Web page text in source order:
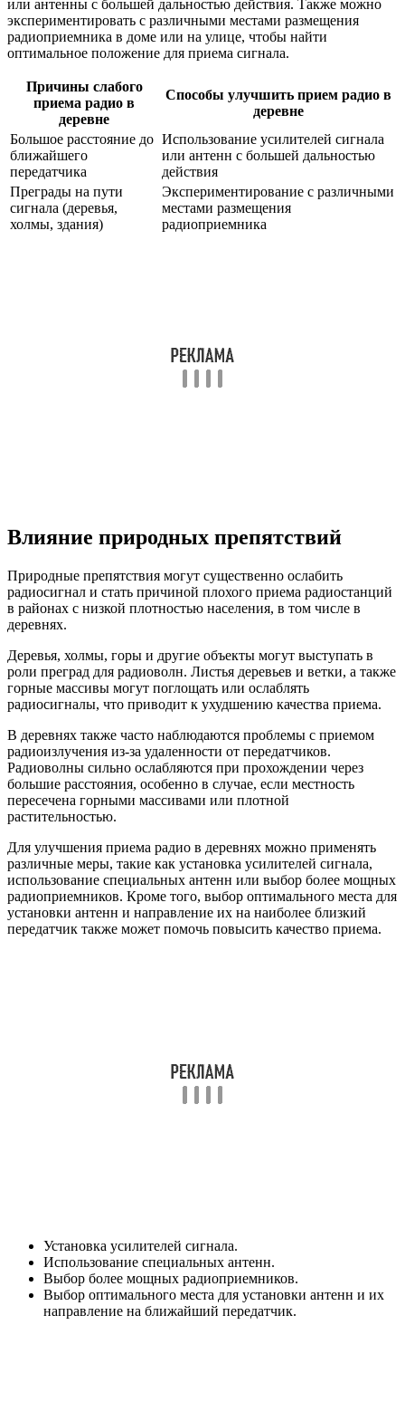
или антенны с большей дальностью действия. Также можно
экспериментировать с различными местами размещения
радиоприемника в доме или на улице, чтобы найти
оптимальное положение для приема сигнала.
Причины слабого
приема радио в
деревне
Способы улучшить прием радио в
деревне
Большое расстояние до
ближайшего
передатчика
Использование усилителей сигнала
или антенн с большей дальностью
действия
Преграды на пути
сигнала (деревья,
холмы, здания)
Экспериментирование с различными
местами размещения
радиоприемника
Влияние природных препятствий
Природные препятствия могут существенно ослабить
радиосигнал и стать причиной плохого приема радиостанций
в районах с низкой плотностью населения, в том числе в
деревнях.
Деревья, холмы, горы и другие объекты могут выступать в
роли преград для радиоволн. Листья деревьев и ветки, а также
горные массивы могут поглощать или ослаблять
радиосигналы, что приводит к ухудшению качества приема.
В деревнях также часто наблюдаются проблемы с приемом
радиоизлучения из-за удаленности от передатчиков.
Радиоволны сильно ослабляются при прохождении через
большие расстояния, особенно в случае, если местность
пересечена горными массивами или плотной
растительностью.
Для улучшения приема радио в деревнях можно применять
различные меры, такие как установка усилителей сигнала,
использование специальных антенн или выбор более мощных
радиоприемников. Кроме того, выбор оптимального места для
установки антенн и направление их на наиболее близкий
передатчик также может помочь повысить качество приема.
Установка усилителей сигнала.
Использование специальных антенн.
Выбор более мощных радиоприемников.
Выбор оптимального места для установки антенн и их
направление на ближайший передатчик.